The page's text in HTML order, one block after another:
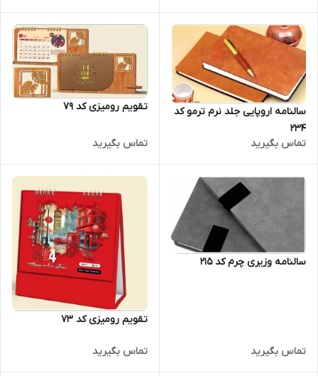
سالنامه اروپایی جلد نرم ترمو کد
234
تماس بگیرید
تقویم رومیزی کد 79
تماس بگیرید
سالنامه وزیری چرم کد 215
تماس بگیرید
تقویم رومیزی کد 73
تماس بگیرید